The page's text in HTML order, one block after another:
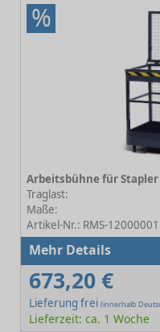
%
Traglast:
Maße:
Artikel-Nr.: RMS-
Mehr Details
673,20 €
Lieferung frei (innerhalb
Lieferzeit: ca. 1 Woche